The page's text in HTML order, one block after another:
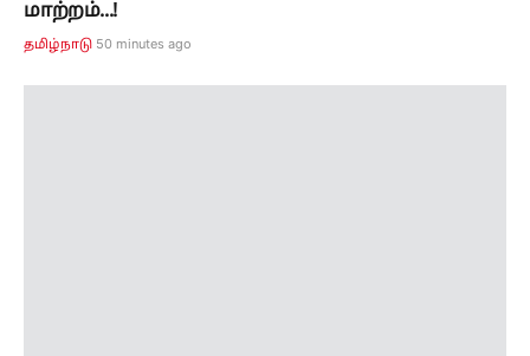
மாற்றம்...!
தமிழ்நாடு 50 minutes ago